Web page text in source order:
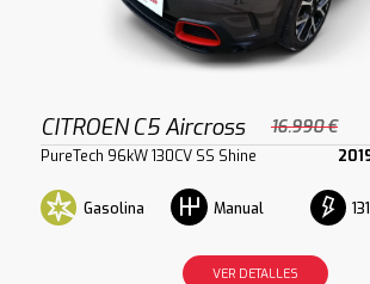
CITROEN C5 Aircross 16.990 €
PureTech 96kW 130CV SS Shine
Gasolina Manual
VER DETALLES